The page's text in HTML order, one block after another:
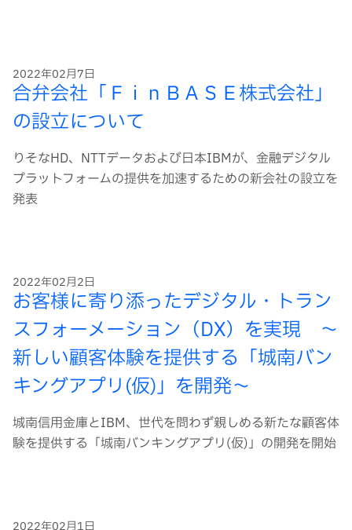
2022年02月7日
合弁会社「ＦｉｎＢＡＳＥ株式会社」
の設立について
りそなHD、NTTデータおよび日本IBMが、金融デジタル
プラットフォームの提供を加速するための新会社の設立を
発表
2022年02月2日
お客様に寄り添ったデジタル・トラン
スフォーメーション（DX）を実現 ～
新しい顧客体験を提供する「城南バン
キングアプリ(仮)」を開発～
城南信用金庫とIBM、世代を問わず親しめる新たな顧客体
験を提供する「城南バンキングアプリ(仮)」の開発を開始
2022年02月1日